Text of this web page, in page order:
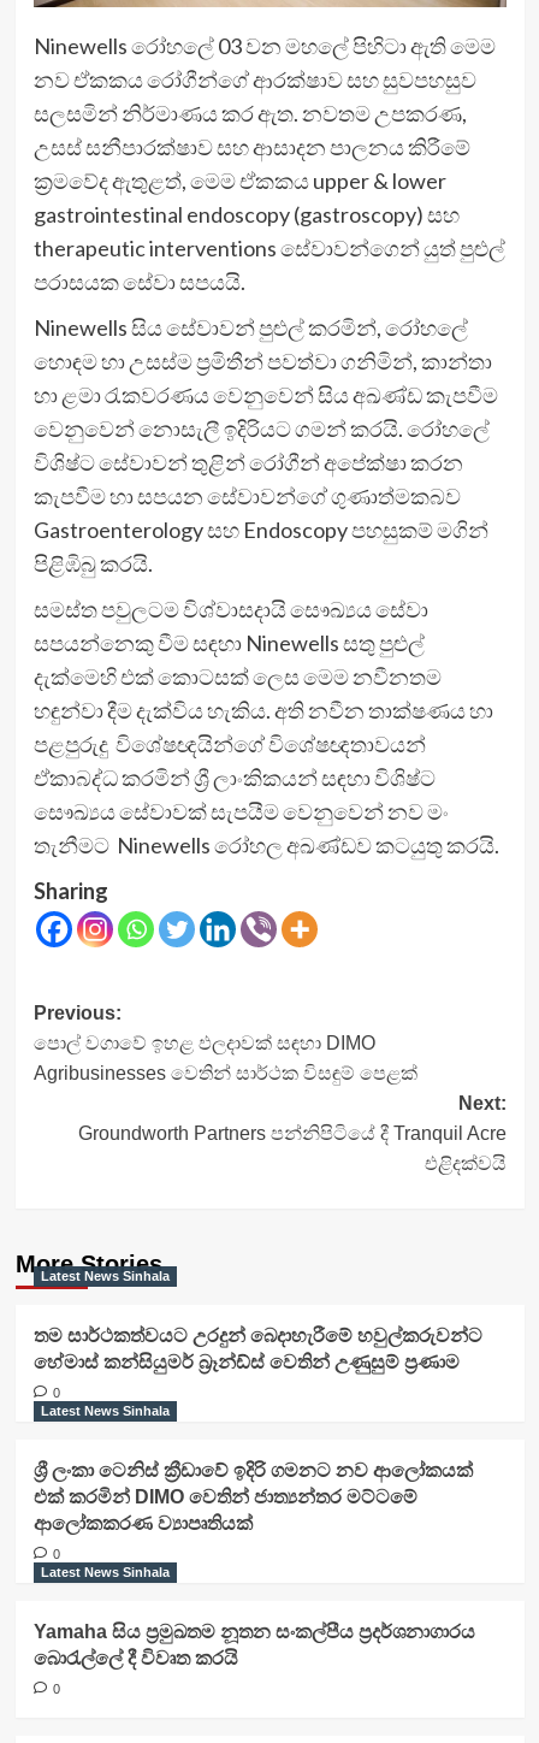
Ninewells රෝහලේ 03 වන මහලේ පිහිටා ඇති මෙම
නව ඒකකය රෝගීන්ගේ ආරක්ෂාව සහ සුවපහසුව
සලසමින් නිර්මාණය කර ඇත. නවතම උපකරණ,
උසස් සනීපාරක්ෂාව සහ ආසාදන පාලනය කිරීමේ
ක්‍රමවේද ඇතුළත්, මෙම ඒකකය upper & lower
gastrointestinal endoscopy (gastroscopy) සහ
therapeutic interventions සේවාවන්ගෙන් යුත් පුළුල්
පරාසයක සේවා සපයයි.
Ninewells සිය සේවාවන් පුළුල් කරමින්, රෝහලේ
හොඳම හා උසස්ම ප්‍රමිතීන් පවත්වා ගනිමින්, කාන්තා
හා ළමා රැකවරණය වෙනුවෙන් සිය අඛණ්ඩ කැපවීම
වෙනුවෙන් නොසැලී ඉදිරියට ගමන් කරයි. රෝහලේ
විශිෂ්ට සේවාවන් තුළින් රෝගීන් අපේක්ෂා කරන
කැපවීම හා සපයන සේවාවන්ගේ ගුණාත්මකබව
Gastroenterology සහ Endoscopy පහසුකම් මගින්
පිළිඹිබු කරයි.
සමස්ත පවුලටම විශ්වාසදායි සෞඛ්‍යය සේවා
සපයන්නෙකු වීම සඳහා Ninewells සතු පුළුල්
දැක්මෙහි එක් කොටසක් ලෙස මෙම නවීනතම
හඳුන්වා දීම දැක්විය හැකිය. අති නවීන තාක්ෂණය හා
පළපුරුදු විශේෂඥයින්ගේ විශේෂඥතාවයන්
ඒකාබද්ධ කරමින් ශ්‍රී ලාංකිකයන් සඳහා විශිෂ්ට
සෞඛ්‍යය සේවාවක් සැපයීම වෙනුවෙන් නව මං
තැනීමට Ninewells රෝහල අඛණ්ඩව කටයුතු කරයි.
Sharing
Post
navigation
Previous:
පොල් වගාවේ ඉහළ ඵලදාවක් සඳහා DIMO
Agribusinesses වෙතින් සාර්ථක විසඳුම් පෙළක්
Next:
Groundworth Partners පන්නිපිටියේ දී Tranquil Acre
එළිදක්වයි
More Stories
Latest News Sinhala
තම සාර්ථකත්වයට උරදුන් බෙදාහැරීමේ හවුල්කරුවන්ට
හේමාස් කන්සියුමර් බ්‍රෑන්ඩ්ස් වෙතින් උණුසුම් ප්‍රණාම
0
Latest News Sinhala
ශ්‍රී ලංකා ටෙනිස් ක්‍රීඩාවේ ඉදිරි ගමනට නව ආලෝකයක්
එක් කරමින් DIMO වෙතින් ජාත්‍යන්තර මට්ටමේ
ආලෝකකරණ ව්‍යාපෘතියක්
0
Latest News Sinhala
Yamaha සිය ප්‍රමුඛතම නූතන සංකල්පීය ප්‍රදර්ශනාගාරය
බොරැල්ලේ දී විවෘත කරයි
0